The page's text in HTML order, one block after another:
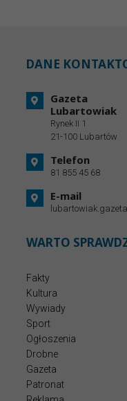
DANE
Gazeta
Lubartowiak
Rynek II 1
21-100 Lubartów
Telefon
81 855 45 68
E-mail
WARTO
Fakty
Kultura
Wywiady
Sport
Ogłoszenia
Drobne
Gazeta
Patronat